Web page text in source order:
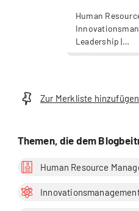
Human
Leadership |
Zur Merkliste hinzufügen
Themen, die dem
Human Resource